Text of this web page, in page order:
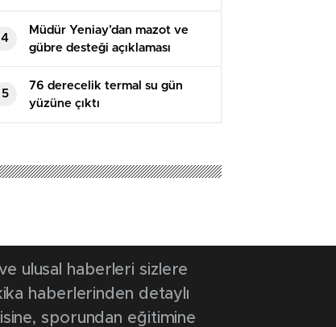
4
Müdür Yeniay’dan mazot ve
gübre desteği açıklaması
5
76 derecelik termal su gün
yüzüne çıktı